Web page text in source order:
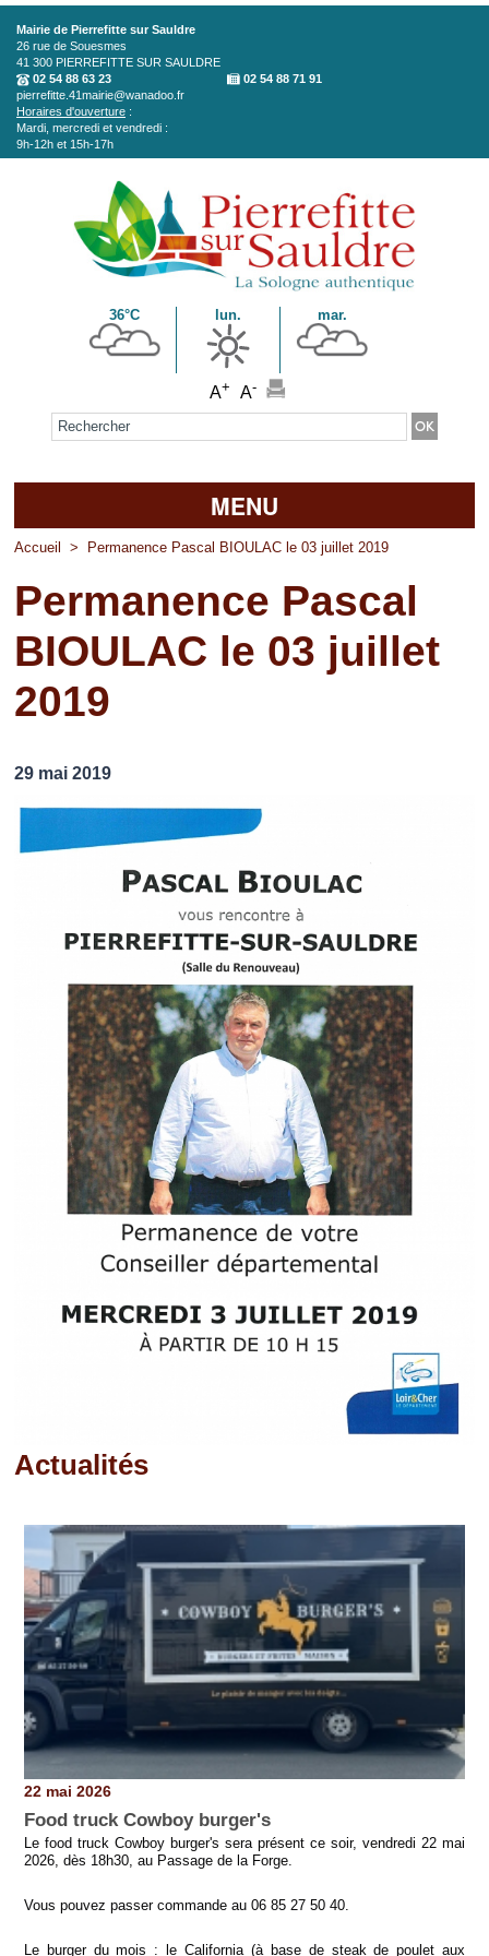
Aller au contenu principal
Mairie de Pierrefitte sur Sauldre
26 rue de Souesmes
41 300 PIERREFITTE SUR SAULDRE
02 54 88 63 23
02 54 88 71 91
pierrefitte.41mairie@wanadoo.fr
Horaires d'ouverture :
Mardi, mercredi et vendredi :
9h-12h et 15h-17h
36°C lun. mar.
A+ A-
Formulaire de recherche
MENU
Accueil
La mairie
Découvrir Pierrefitte
Vie pratique
Accueil > Permanence Pascal BIOULAC le 03 juillet 2019
Permanence Pascal
BIOULAC le 03 juillet
2019
29 mai 2019
Actualités
22 mai 2026
Food truck Cowboy burger's
Le food truck Cowboy burger's sera présent ce soir, vendredi 22 mai
2026, dès 18h30, au Passage de la Forge.
Vous pouvez passer commande au 06 85 27 50 40.
Le burger du mois : le California (à base de steak de poulet aux
Pages